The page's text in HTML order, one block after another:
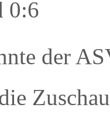
0:6
der